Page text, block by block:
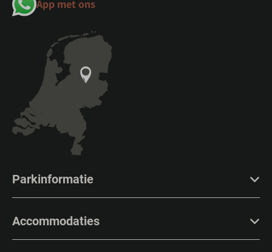
App met ons
Parkinformatie
Accommodaties